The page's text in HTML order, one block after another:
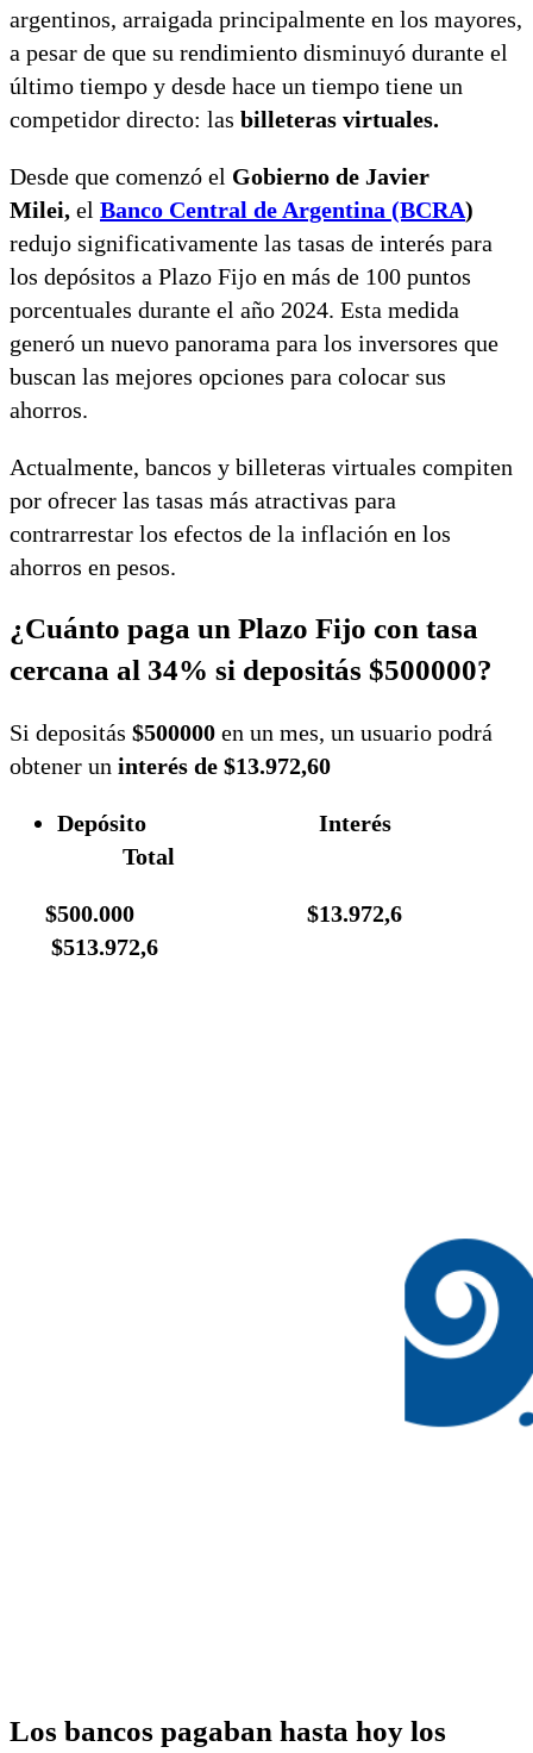
argentinos, arraigada principalmente en los mayores,
a pesar de que su rendimiento disminuyó durante el
último tiempo y desde hace un tiempo tiene un
competidor directo: las billeteras virtuales.
Desde que comenzó el Gobierno de Javier
Milei, el Banco Central de Argentina (BCRA)
redujo significativamente las tasas de interés para
los depósitos a Plazo Fijo en más de 100 puntos
porcentuales durante el año 2024. Esta medida
generó un nuevo panorama para los inversores que
buscan las mejores opciones para colocar sus
ahorros.
Actualmente, bancos y billeteras virtuales compiten
por ofrecer las tasas más atractivas para
contrarrestar los efectos de la inflación en los
ahorros en pesos.
¿Cuánto paga un Plazo Fijo con tasa
cercana al 34% si depositás $500000?
Si depositás $500000 en un mes, un usuario podrá
obtener un interés de $13.972,60
Depósito Interés
Total
$500.000 $13.972,6
$513.972,6
Los bancos pagaban hasta hoy los